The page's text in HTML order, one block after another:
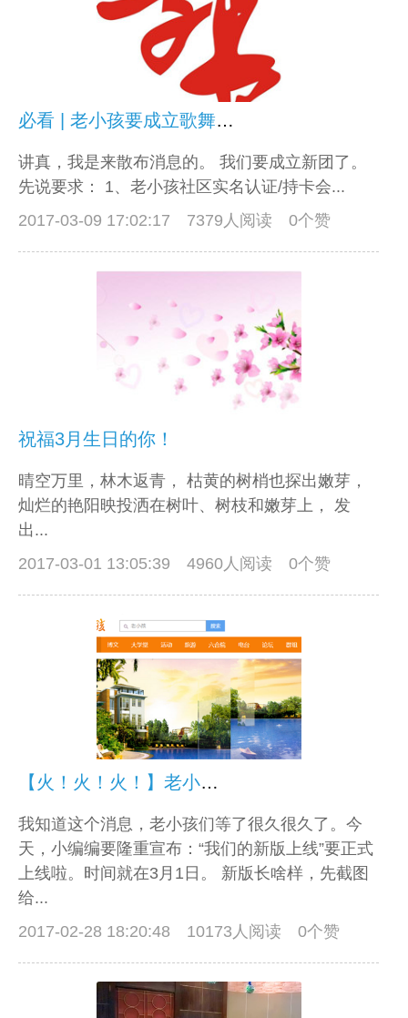
必看 | 老小孩要成立歌舞时装团啦！
讲真，我是来散布消息的。 我们要成立新团了。
先说要求： 1、老小孩社区实名认证/持卡会...
2017-03-09 17:02:17
7379人阅读 0个赞
祝福3月生日的你！
晴空万里，林木返青， 枯黄的树梢也探出嫩芽，
灿烂的艳阳映投洒在树叶、树枝和嫩芽上， 发
出...
2017-03-01 13:05:39
4960人阅读 0个赞
【火！火！火！】老小孩新版来啦！
我知道这个消息，老小孩们等了很久很久了。今
天，小编编要隆重宣布：“我们的新版上线”要正式
上线啦。时间就在3月1日。 新版长啥样，先截图
给...
2017-02-28 18:20:48
10173人阅读 0个赞